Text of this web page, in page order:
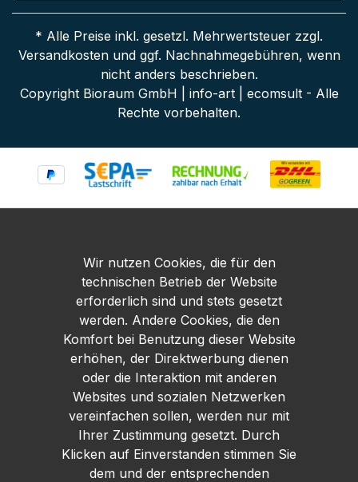
* Alle Preise inkl. gesetzl. Mehrwertsteuer zzgl.
Versandkostenund ggf. Nachnahmegebühren, wenn
nicht anders beschrieben.
Copyright Bioraum GmbH | info-art | ecomsult - Alle
Rechte vorbehalten.
Wir nutzen Cookies, die für den
technischen Betrieb der Website
erforderlich sind und stets gesetzt
werden. Andere Cookies, die den
Komfort bei Benutzung dieser Website
erhöhen, der Direktwerbung dienen
oder die Interaktion mit anderen
Websites und sozialen Netzwerken
vereinfachen sollen, werden nur mit
Ihrer Zustimmung gesetzt. Durch
Klicken auf Einverstanden stimmen Sie
dem und der entsprechenden